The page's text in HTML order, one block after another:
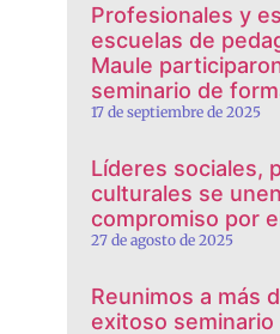
Profesionales y
escuelas de
Maule
seminario de
17 de septiembre de 2025
Líderes sociales,
culturales se
compromiso por
27 de agosto de 2025
Reunimos a más
exitoso